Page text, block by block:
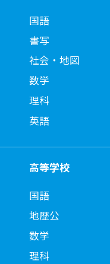
国語
書写
社会・地図
数学
理科
英語
高等学校
国語
地歴公
数学
理科